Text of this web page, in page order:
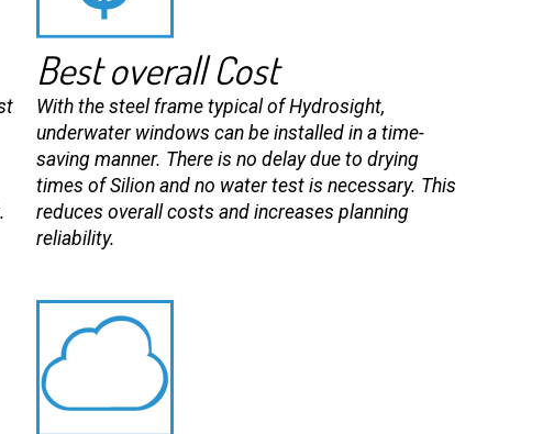
Best overall Cost
With the steel frame typical of Hydrosight,
underwater windows can be installed in a time-
saving manner. There is no delay due to drying
times of Silion and no water test is necessary. This
reduces overall costs and increases planning
reliability.